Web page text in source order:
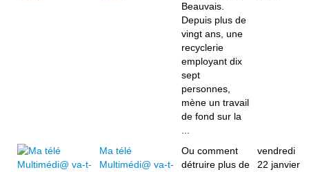
Beauvais.
Depuis plus de
vingt ans, une
recyclerie
employant dix
sept
personnes,
mène un travail
de fond sur la
Ma télé
Multimédi@ va-t-
Ou comment
détruire plus de
vendredi
22 janvier